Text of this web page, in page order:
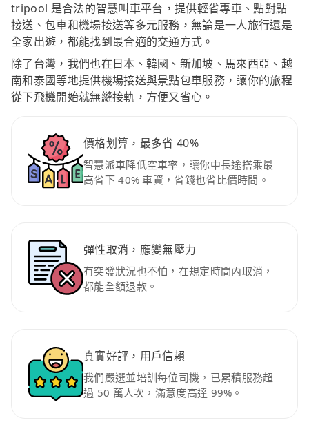
tripool 是合法的智慧叫車平台，提供輕省專車、點對點
接送、包車和機場接送等多元服務，無論是一人旅行還是
全家出遊，都能找到最合適的交通方式。
除了台灣，我們也在日本、韓國、新加坡、馬來西亞、越
南和泰國等地提供機場接送與景點包車服務，讓你的旅程
從下飛機開始就無縫接軌，方便又省心。
價格划算，最多省 40%
智慧派車降低空車率，讓你中長途搭乘最
高省下 40% 車資，省錢也省比價時間。
彈性取消，應變無壓力
有突發狀況也不怕，在規定時間內取消，
都能全額退款。
真實好評，用戶信賴
我們嚴選並培訓每位司機，已累積服務超
過 50 萬人次，滿意度高達 99%。